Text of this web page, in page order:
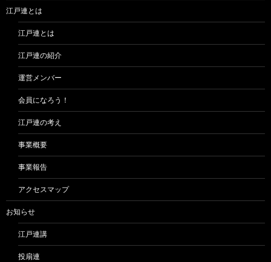
ン
江戸連とは
江戸連とは
江戸連の紹介
運営メンバー
会員になろう！
江戸連の考え
事業概要
事業報告
アクセスマップ
お知らせ
江戸連講
投扇連